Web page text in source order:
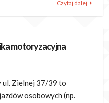
Czytaj dalej
motoryzacyjna
ul. Zielnej 37/39 to
osobowych (np.